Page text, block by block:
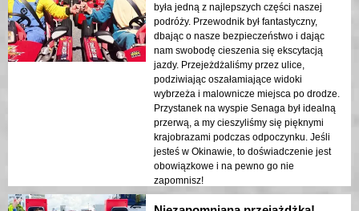
była jedną z najlepszych części naszej
podróży. Przewodnik był fantastyczny,
dbając o nasze bezpieczeństwo i dając
nam swobodę cieszenia się ekscytacją
jazdy. Przejeżdżaliśmy przez ulice,
podziwiając oszałamiające widoki
wybrzeża i malownicze miejsca po drodze.
Przystanek na wyspie Senaga był idealną
przerwą, a my cieszyliśmy się pięknymi
krajobrazami podczas odpoczynku. Jeśli
jesteś w Okinawie, to doświadczenie jest
obowiązkowe i na pewno go nie
zapomnisz!